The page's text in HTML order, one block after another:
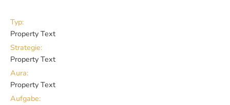
Typ:
Property Text
Strategie:
Property Text
Aura:
Property Text
Aufgabe: